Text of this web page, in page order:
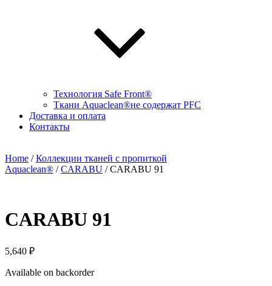
Технология Safe Front®
Ткани Aquaclean®не содержат PFC
Доставка и оплата
Контакты
Home /Коллекции тканей с пропиткой
Aquaclean® /CARABU / CARABU 91
CARABU 91
5,640 ₽
Available on backorder